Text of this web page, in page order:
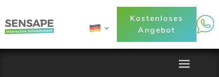
Kostenloses
Angebot